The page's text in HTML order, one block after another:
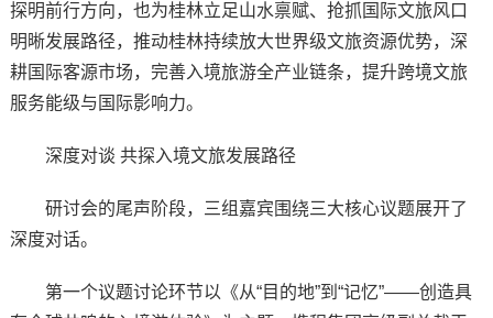
探明前行方向，也为桂林立足山水禀赋、抢抓国际文旅风口
明晰发展路径，推动桂林持续放大世界级文旅资源优势，深
耕国际客源市场，完善入境旅游全产业链条，提升跨境文旅
服务能级与国际影响力。
深度对谈 共探入境文旅发展路径
研讨会的尾声阶段，三组嘉宾围绕三大核心议题展开了
深度对话。
第一个议题讨论环节以《从“目的地”到“记忆”——创造具